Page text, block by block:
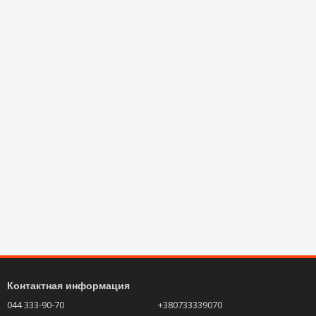
Контактная информация
044 333-90-70 +380733339070